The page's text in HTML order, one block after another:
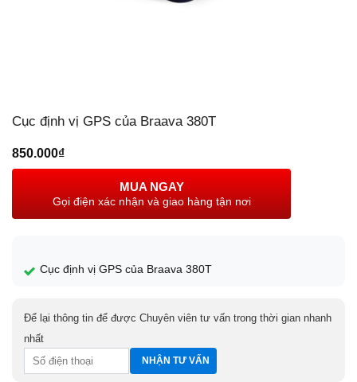
Cục định vị GPS của Braava 380T
850.000₫
MUA NGAY
Gọi điện xác nhận và giao hàng tận nơi
Cục định vị GPS của Braava 380T
Để lại thông tin để được Chuyên viên tư vấn trong thời gian nhanh
nhất